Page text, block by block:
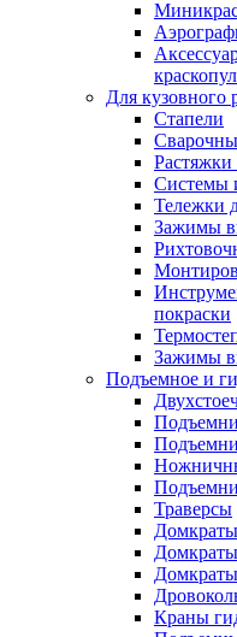
Для кузовного
Стапели
Растяжки
Системы
Тележки
Зажимы
покраски
Зажимы
Подъемное и
Траверсы
Краны